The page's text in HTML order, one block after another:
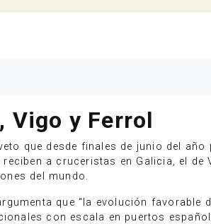
Vigo y Ferrol
que desde finales de junio del año
a cruceristas en Galicia, el de
del mundo.
que “la evolución favorable
con escala en puertos